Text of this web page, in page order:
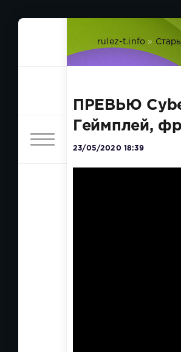
rulez-t.info »
ПРЕВЬЮ
Геймплей,
23/05/2020 18:39